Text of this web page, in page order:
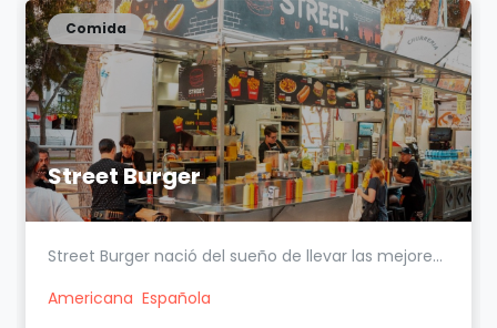
Street Burger
Comida
Street Burger nació del sueño de llevar las mejore...
Americana Española